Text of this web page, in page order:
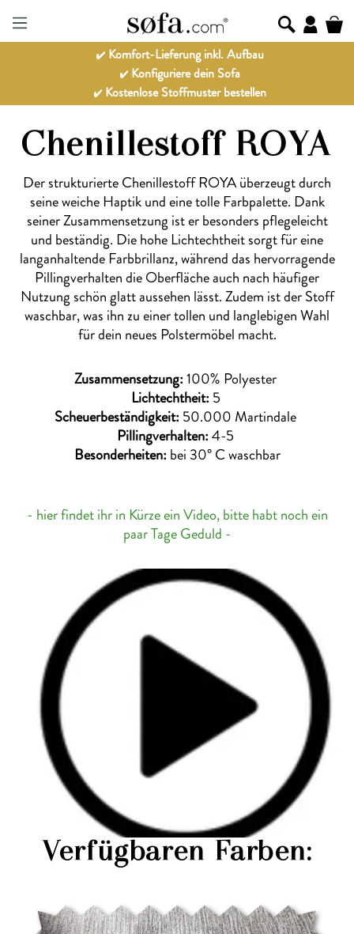
Komfort-Lieferung inkl. Aufbau
Konfiguriere dein Sofa
Kostenlose Stoffmuster bestellen
Chenillestoff ROYA
Der strukturierte Chenillestoff ROYA überzeugt durch
seine weiche Haptik und eine tolle Farbpalette. Dank
seiner Zusammensetzung ist er besonders pflegeleicht
und beständig. Die hohe Lichtechtheit sorgt für eine
langanhaltende Farbbrillanz, während das hervorragende
Pillingverhalten die Oberfläche auch nach häufiger
Nutzung schön glatt aussehen lässt. Zudem ist der Stoff
waschbar, was ihn zu einer tollen und langlebigen Wahl
für dein neues Polstermöbel macht.
Zusammensetzung:100% Polyester
Lichtechtheit: 5
Scheuerbeständigkeit: 50.000 Martindale
Pillingverhalten:4-5
Besonderheiten: bei 30° C waschbar
- hier findet ihr in Kürze ein Video, bitte habt noch ein
paar Tage Geduld -
Verfügbaren Farben: